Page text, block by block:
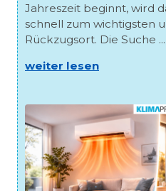
Jahreszeit beginnt, wird
schnell zum wichtigsten
Rückzugsort. Die Suche ...
weiter lesen